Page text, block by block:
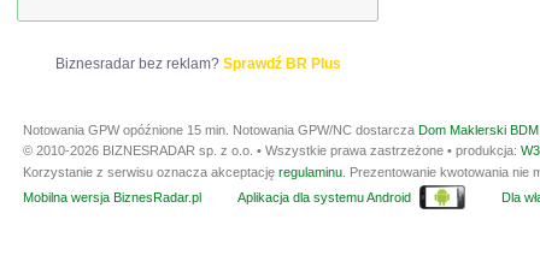
Biznesradar bez reklam? Sprawdź BR Plus
Notowania GPW opóźnione 15 min. Notowania GPW/NC dostarcza Dom Maklerski
© 2010-2026 BIZNESRADAR sp. z o.o. • Wszystkie prawa zastrzeżone • produkcja:
Korzystanie z serwisu oznacza akceptację regulaminu . Prezentowanie kwotowania
Mobilna wersja BiznesRadar.pl
Aplikacja dla systemu Android Dla